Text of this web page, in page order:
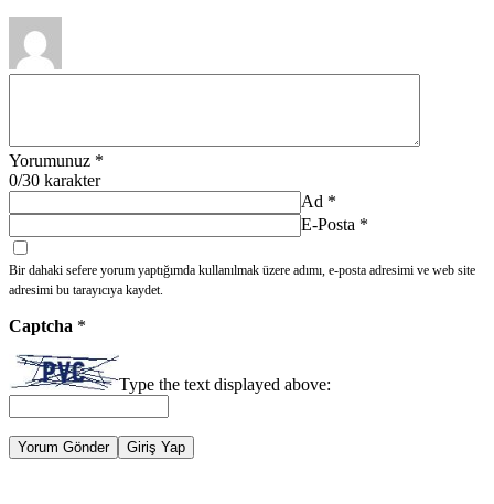
Yorumunuz *
0/30 karakter
Ad *
E-Posta *
Bir dahaki sefere yorum yaptığımda kullanılmak üzere adımı, e-posta adresimi ve web site
adresimi bu tarayıcıya kaydet.
Captcha *
Type the text displayed above:
Yorum Gönder Giriş Yap